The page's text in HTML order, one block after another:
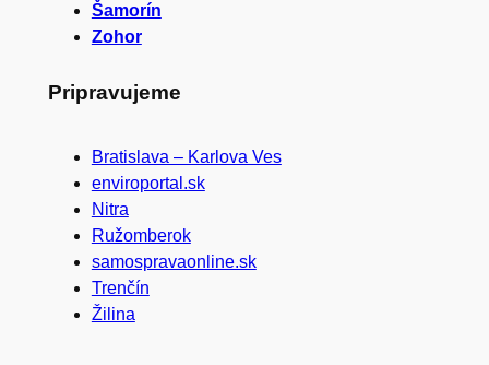
Šamorín
Zohor
Pripravujeme
Bratislava – Karlova Ves
enviroportal.sk
Nitra
Ružomberok
samospravaonline.sk
Trenčín
Žilina